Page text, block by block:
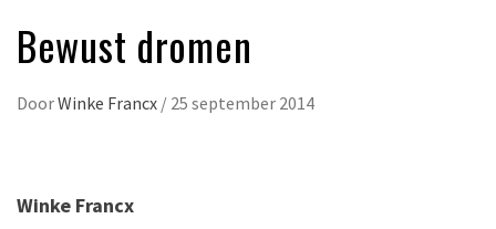
Bewust dromen
DoorWinke Francx / 25 september 2014
Winke Francx